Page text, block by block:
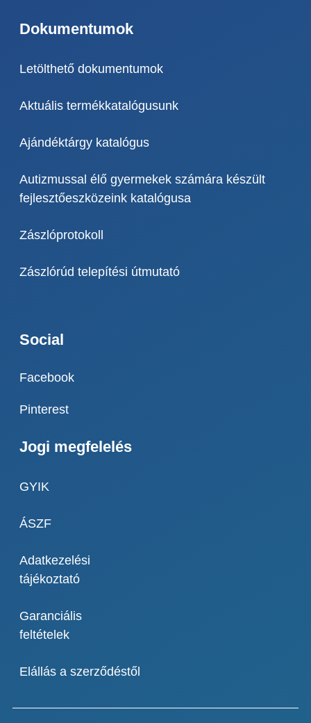
Dokumentumok
Letölthető dokumentumok
Aktuális termékkatalógusunk
Ajándéktárgy katalógus
Autizmussal élő gyermekek számára készült
fejlesztőeszközeink katalógusa
Zászlóprotokoll
Zászlórúd telepítési útmutató
Social
Facebook
Pinterest
Jogi megfelelés
GYIK
ÁSZF
Adatkezelési
tájékoztató
Garanciális
feltételek
Elállás a szerződéstől